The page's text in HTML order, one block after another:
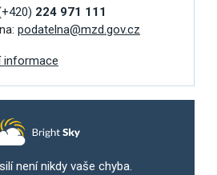
224 971 111
podatelna@mzd.gov.cz
informace
není nikdy vaše chyba.